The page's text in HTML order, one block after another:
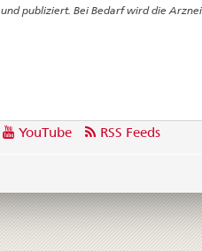
und publiziert. Bei Bedarf wird die
YouTube RSS Feeds